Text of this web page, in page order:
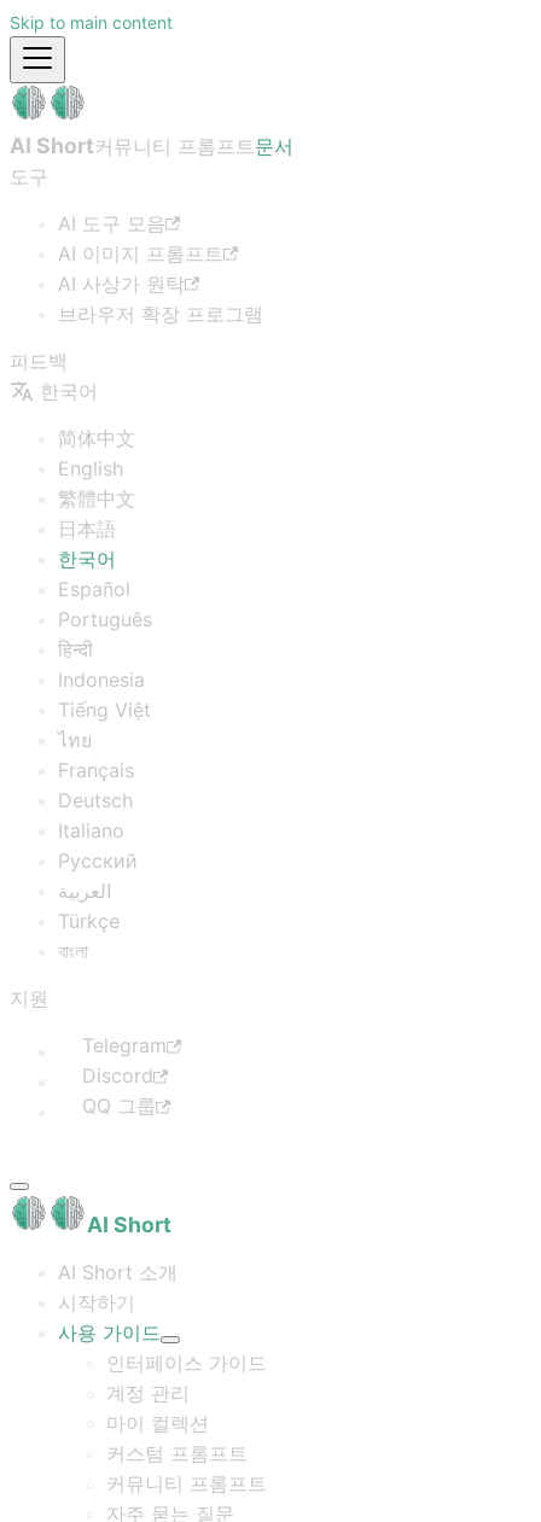
Skip to main content
AI Short커뮤니티 프롬프트문서
도구
AI 도구 모음
AI 이미지 프롬프트
AI 사상가 원탁
브라우저 확장 프로그램
피드백
한국어
简体中文
English
繁體中文
日本語
한국어
Español
Português
हिन्दी
Indonesia
Tiếng Việt
ไทย
Français
Deutsch
Italiano
Русский
العربية
Türkçe
বাংলা
지원
Telegram
Discord
QQ 그룹
AI Short
AI Short 소개
시작하기
사용 가이드
인터페이스 가이드
계정 관리
마이 컬렉션
커스텀 프롬프트
커뮤니티 프롬프트
자주 묻는 질문